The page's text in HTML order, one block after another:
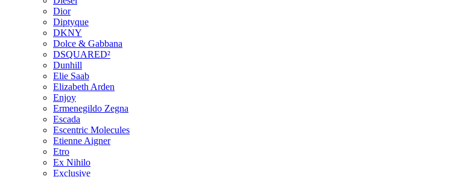
Dior
Diptyque
DKNY
Dolce & Gabbana
DSQUARED²
Dunhill
Elie Saab
Elizabeth Arden
Enjoy
Ermenegildo Zegna
Escada
Escentric Molecules
Etienne Aigner
Etro
Ex Nihilo
Exclusive